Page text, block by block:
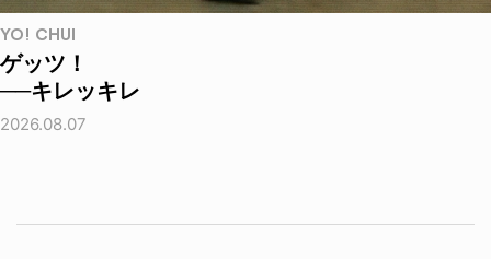
YO! CHUI
ゲッツ！
──キレッキレ
2026.08.07